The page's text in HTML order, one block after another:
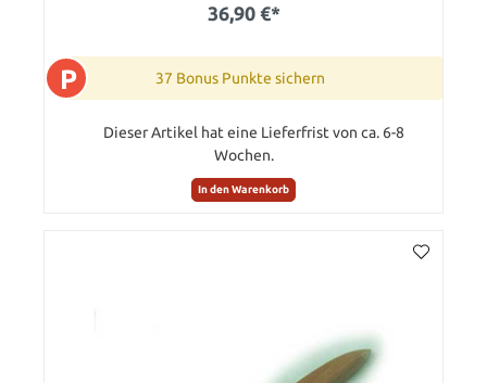
36,90 €*
P 37 Bonus Punkte sichern
Dieser Artikel hat eine Lieferfrist von ca. 6-8
Wochen.
In den Warenkorb